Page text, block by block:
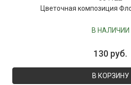
Цветочная композиция
В НАЛИЧИИ
130 руб.
В КОРЗИНУ